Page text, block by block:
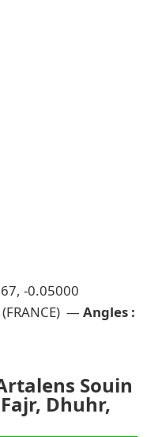
-0.05000
— Angles :
Souin
Dhuhr,